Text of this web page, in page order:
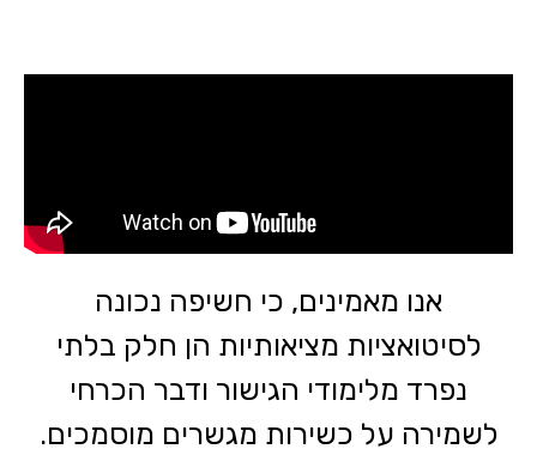
אנו מאמינים, כי חשיפה נכונה
לסיטואציות מציאותיות הן חלק בלתי
נפרד מלימודי הגישור ודבר הכרחי
לשמירה על כשירות מגשרים מוסמכים.